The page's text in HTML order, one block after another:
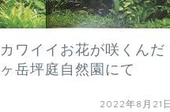
ワイイお花が咲くんだ
岳坪庭自然園にて
2022年8月21